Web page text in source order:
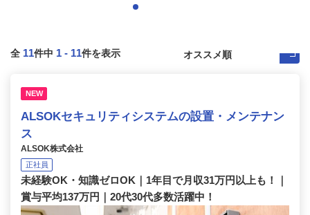
全 11件中 1 - 11件を表示
NEW
ALSOKセキュリティシステムの設置・メンテナン
ス
ALSOK株式会社
正社員
未経験OK・知識ゼロOK｜1年目で月収31万円以上も！｜
賞与平均137万円｜20代30代多数活躍中！